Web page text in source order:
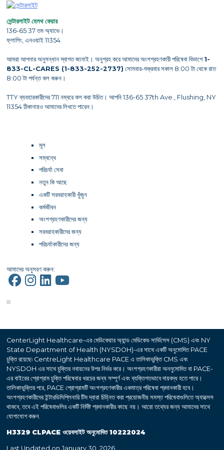
সেন্টারলাইট হেলথ কেয়ার
136-65 37 তম অ্যাভে।
ফ্লাশিং, এনওয়াই 11354
আমরা আপনার অনুসন্ধান স্বাগত জানাই। অনুগ্রহ করে আমাদের অংশগ্রহণকারী পরিষেবা বিভাগে 1-
833-CL-CARES (1-833-252-2737) সোমবার-শুক্রবার সকাল 8:00 টা থেকে রাত
8:00 টা পর্যন্ত কল করুন।
TTY ব্যবহারকারীদের 711 নম্বরে কল করা উচিত। আপনি 136-65 37th Ave., Flushing, NY
11354 ঠিকানায়ও আমাদের লিখতে পারেন।
মূল
সম্বন্ধে
পরিচর্যা সেবা
নতুন কি আছে
একটি সরবরাহকারী খুঁজুন
কর্মজীবন
অংশগ্রহণকারীদের জন্য
সরবরাহকারীদের জন্য
পরিচর্যাকারীদের জন্য
আমাদের অনুসরণ করুন:
CenterLight Healthcare-এর মেডিকেয়ার অ্যান্ড মেডিকেড সার্ভিসেস (CMS) এবং NY
State Department of Health (NYSDOH)-এর সাথে একটি অনুমোদিত PACE
চুক্তি রয়েছে৷ CentreLight Healthcare PACE এ তালিকাভুক্তি CMS এবং
NYSDOH এর সাথে চুক্তির নবায়নের উপর নির্ভর করে। অংশগ্রহণকারীরা অননুমোদিত বা PACE-
এর বাইরের প্রোগ্রাম চুক্তি পরিষেবার খরচের জন্য সম্পূর্ণ এবং ব্যক্তিগতভাবে দায়বদ্ধ হতে পারে।
তালিকাভুক্তির পরে, PACE প্রোগ্রামটি অংশগ্রহণকারীর একমাত্র পরিষেবা প্রদানকারী হবে।
অংশগ্রহণকারীদের ইন্টারডিসিপ্লিনারি টিম দ্বারা চিহ্নিত করা প্রয়োজনীয় সমস্ত পরিষেবাগুলিতে অ্যাক্সেস
থাকবে, তবে এই পরিষেবাগুলির একটি নির্দিষ্ট প্রদানকারীর কাছে নয়। আরো তথ্যের জন্য আমাদের সাথে
যোগাযোগ করুন.
H3329 CLPACE ওয়েবসাইট অনুমোদিত 10222024
Last Updated on January 30, 2026